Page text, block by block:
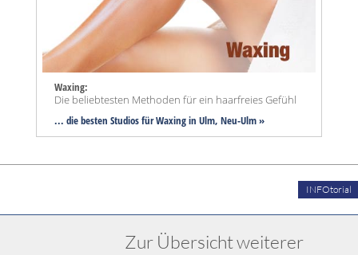
Waxing:
Die beliebtesten Methoden für ein haarfreies Gefühl
... die besten Studios für Waxing in Ulm, Neu-Ulm »
INFOtorial
Zur Übersicht weiterer